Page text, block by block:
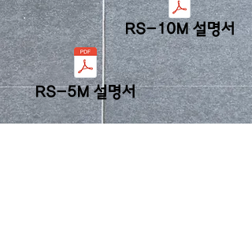
RS-10M 설명서
RS-5M 설명서